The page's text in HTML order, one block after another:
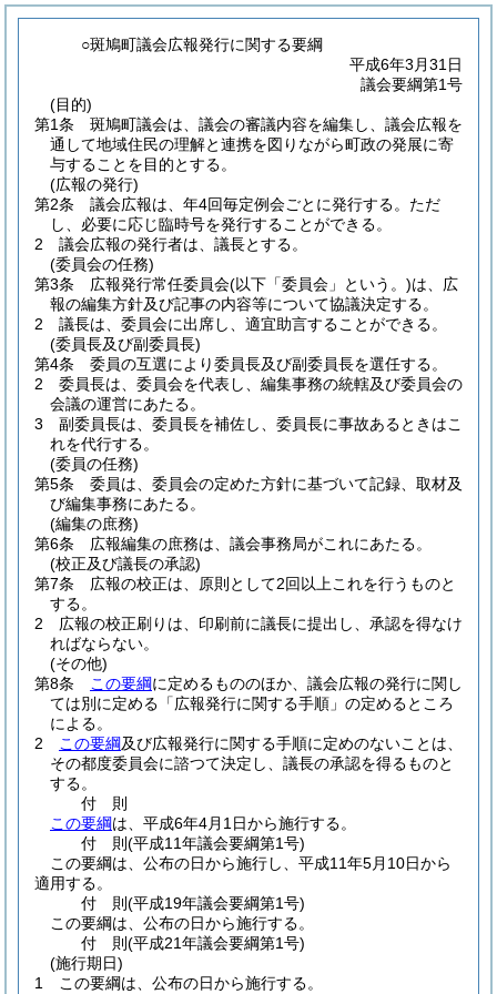
○斑鳩町議会広報発行に関する要綱
平成6年3月31日
議会要綱第1号
(目的)
第1条
斑鳩町議会は、議会の審議内容を編集し、議会広報を
通して地域住民の理解と連携を図りながら町政の発展に寄
与することを目的とする。
(広報の発行)
第2条
議会広報は、年4回毎定例会ごとに発行する。 ただ
し、必要に応じ臨時号を発行することができる。
2
議会広報の発行者は、議長とする。
(委員会の任務)
第3条
広報発行常任委員会(以下「委員会」という。)は、広
報の編集方針及び記事の内容等について協議決定する。
2
議長は、委員会に出席し、適宜助言することができる。
(委員長及び副委員長)
第4条
委員の互選により委員長及び副委員長を選任する。
2
委員長は、委員会を代表し、編集事務の統轄及び委員会の
会議の運営にあたる。
3
副委員長は、委員長を補佐し、委員長に事故あるときはこ
れを代行する。
(委員の任務)
第5条
委員は、委員会の定めた方針に基づいて記録、取材及
び編集事務にあたる。
(編集の庶務)
第6条
広報編集の庶務は、議会事務局がこれにあたる。
(校正及び議長の承認)
第7条
広報の校正は、原則として2回以上これを行うものと
する。
2
広報の校正刷りは、印刷前に議長に提出し、承認を得なけ
ればならない。
(その他)
第8条
この要綱に定めるもののほか、議会広報の発行に関し
ては別に定める「広報発行に関する手順」の定めるところ
による。
2
この要綱及び広報発行に関する手順に定めのないことは、
その都度委員会に諮つて決定し、議長の承認を得るものと
する。
付 則
この要綱は、平成6年4月1日から施行する。
付 則(平成11年議会要綱第1号)
この要綱は、公布の日から施行し、平成11年5月10日から
適用する。
付 則(平成19年議会要綱第1号)
この要綱は、公布の日から施行する。
付 則(平成21年議会要綱第1号)
(施行期日)
1
この要綱は、公布の日から施行する。